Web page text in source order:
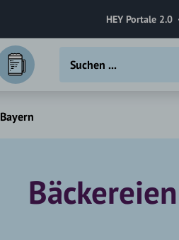
HEY Portale 2.0
Bayern